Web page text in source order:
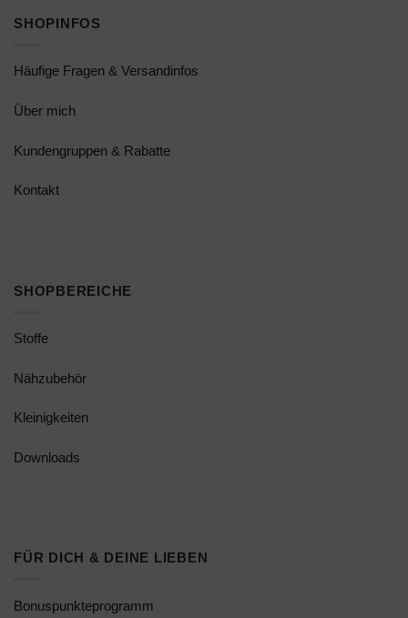
SHOPINFOS
Häufige Fragen & Versandinfos
Über mich
Kundengruppen & Rabatte
Kontakt
SHOPBEREICHE
Stoffe
Nähzubehör
Kleinigkeiten
Downloads
FÜR DICH & DEINE LIEBEN
Bonuspunkteprogramm